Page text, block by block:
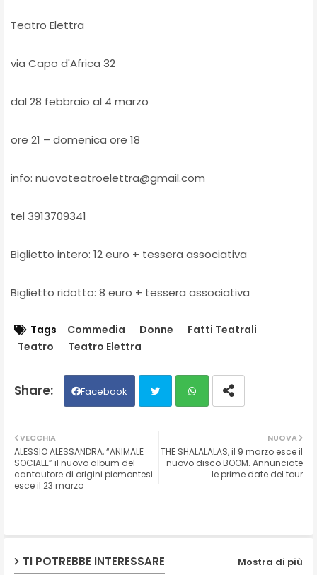
Teatro Elettra
via Capo d'Africa 32
dal 28 febbraio al 4 marzo
ore 21 – domenica ore 18
info: nuovoteatroelettra@gmail.com
tel 3913709341
Biglietto intero: 12 euro + tessera associativa
Biglietto ridotto: 8 euro + tessera associativa
Tags Commedia Donne
Fatti Teatrali
Teatro
Teatro Elettra
Facebook
ats
NUOVA
THE SHALALALAS, il 9 marzo esce il
nuovo disco BOOM. Annunciate
le prime date del tour
VECCHIA
ALESSIO ALESSANDRA, “ANIMALE
SOCIALE” il nuovo album del
cantautore di origini piemontesi
esce il 23 marzo
TI POTREBBE INTERESSARE Mostra di più